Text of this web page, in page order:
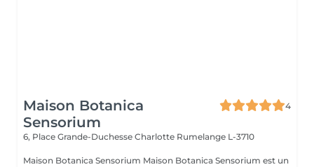
Maison Botanica
Sensorium
4
6, Place Grande-Duchesse Charlotte Rumelange L-3710
Maison Botanica Sensorium Maison Botanica Sensorium est un